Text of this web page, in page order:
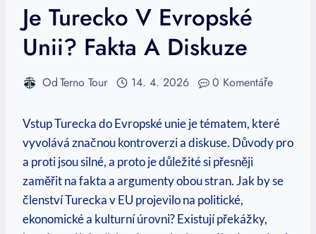
Je Turecko V Evropské
Unii? Fakta A Diskuze
OdTerno Tour 14. 4. 2026 0 Komentáře
Vstup Turecka do Evropské unie je tématem, které
vyvolává značnou kontroverzi a diskuse. Důvody pro
a proti jsou silné, a proto je důležité si přesněji
zaměřit na fakta a argumenty obou stran. Jak by se
členství Turecka v EU projevilo na politické,
ekonomické a kulturní úrovni? Existují překážky,